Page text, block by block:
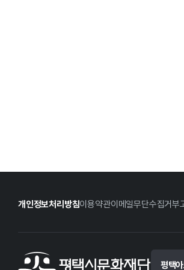
개인정보처리방침이용약관이메일무단수집거부
평택